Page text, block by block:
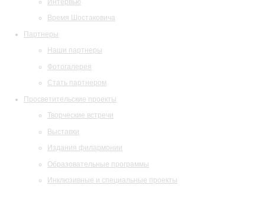
Время Шостаковича
Партнеры
Наши партнеры
Фотогалерея
Стать партнером
Просветительские проекты
Творческие встречи
Выставки
Издания филармонии
Образовательные программы
Инклюзивные и специальные проекты